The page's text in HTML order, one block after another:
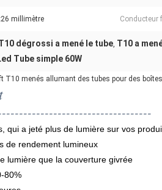
millimètre Conducteur
dégrossi a mené le tube, T10 a
Tube simple 60W
T10 menés allumant des tubes pour des
qui a jeté plus de lumière sur vos
de rendement lumineux
lumière que la couverture givrée
80%